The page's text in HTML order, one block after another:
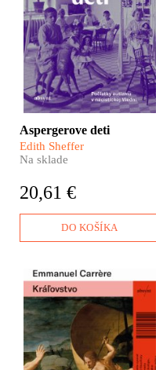
v oblasti výskumu porúch
autistického spektra. Na
druhej strane človek, ktorý
mal prsty v selekcii a
vraždení detí v rámci
nacistickej rasovej
hygieny.
Aspergerove deti
Edith Sheffer
Na sklade
20,61 €
DO KOŠÍKA
Hlavné postavy tohto
románu dôverne poznáte.
Ježiš Kristus, napríklad.
Alebo apoštol Pavol. Či
svätý Lukáš. Kráľovstvo
Emmanuela Carrèra je